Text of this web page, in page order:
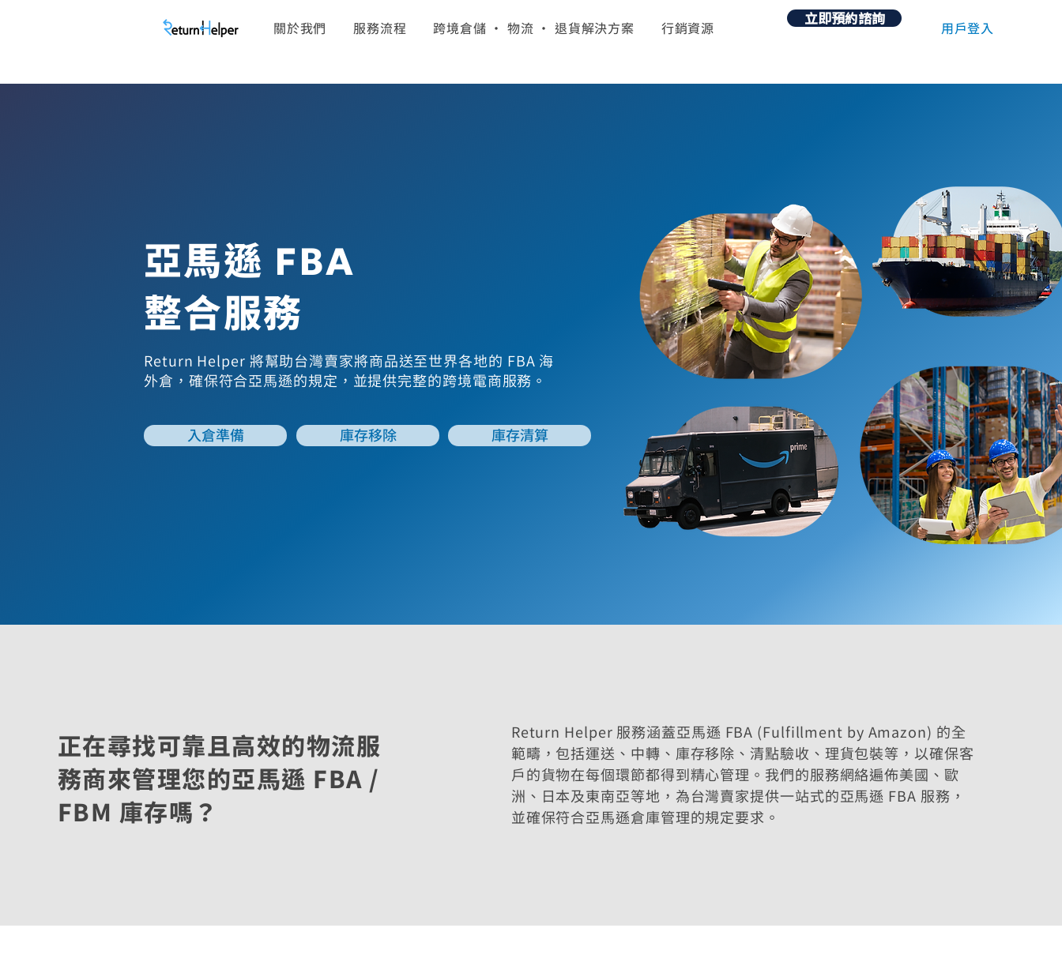
關於我們 服務流程 跨境倉儲 · 物流 · 退貨解決方案 行銷資源
立即預約諮詢 用戶登入
亞馬遜 FBA
整合服務
Return Helper 將幫助台灣賣家將商品送至世界各地的 FBA 海
外倉，確保符合亞馬遜的規定，並提供完整的跨境電商服務。
入倉準備 庫存移除 庫存清算
正在尋找可靠且高效的物流服
務商來管理您的亞馬遜 FBA /
FBM 庫存嗎？
Return Helper 服務涵蓋亞馬遜 FBA (Fulfillment by Amazon) 的全
範疇，包括運送、中轉、庫存移除、清點驗收、理貨包裝等，以確保客
戶的貨物在每個環節都得到精心管理。我們的服務網絡遍佈美國、歐
洲、日本及東南亞等地，為台灣賣家提供一站式的亞馬遜 FBA 服務，
並確保符合亞馬遜倉庫管理的規定要求。